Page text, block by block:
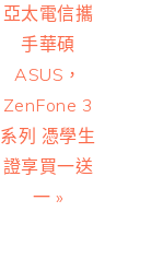
Next
Post:
亞太電信攜
手華碩
ASUS，
ZenFone 3
系列 憑學生
證享買一送
一 »